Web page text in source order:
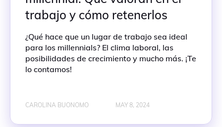
trabajo y cómo retenerlos
¿Qué hace que un lugar de trabajo sea ideal
para los millennials? El clima laboral, las
posibilidades de crecimiento y mucho más. ¡Te
lo contamos!
CAROLINA BUONOMO MAY 8, 2024